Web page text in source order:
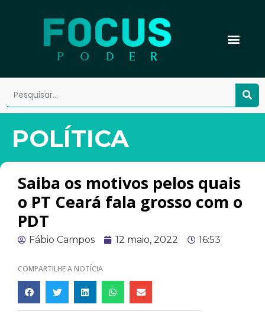
POLÍTICA
Saiba os motivos pelos quais
o PT Ceará fala grosso com o
PDT
Fábio Campos 12 maio, 2022 16:53
COMPARTILHE A NOTÍCIA